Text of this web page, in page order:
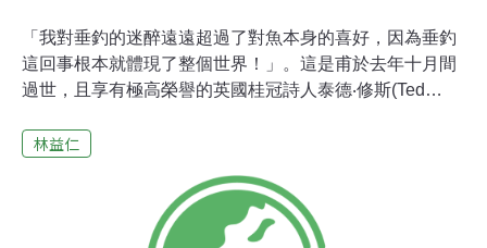
「我對垂釣的迷醉遠遠超過了對魚本身的喜好，因為垂釣
這回事根本就體現了整個世界！」。這是甫於去年十月間
過世，且享有極高榮譽的英國桂冠詩人泰德‧修斯(Ted
修斯兼具知性與感性地提及狩獵與垂釣如何激發出他對自
如許多英國的動物權團體積極推動的反對運動狩獵法案的
部份訴求一般，被狹隘且道德化地化約成一種不人道的血
林益仁